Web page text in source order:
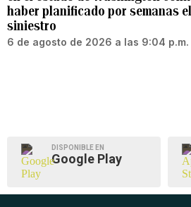
haber planificado por semanas el
siniestro
6 de agosto de 2026 a las 9:04 p.m.
DISPONIBLE EN
Google Play